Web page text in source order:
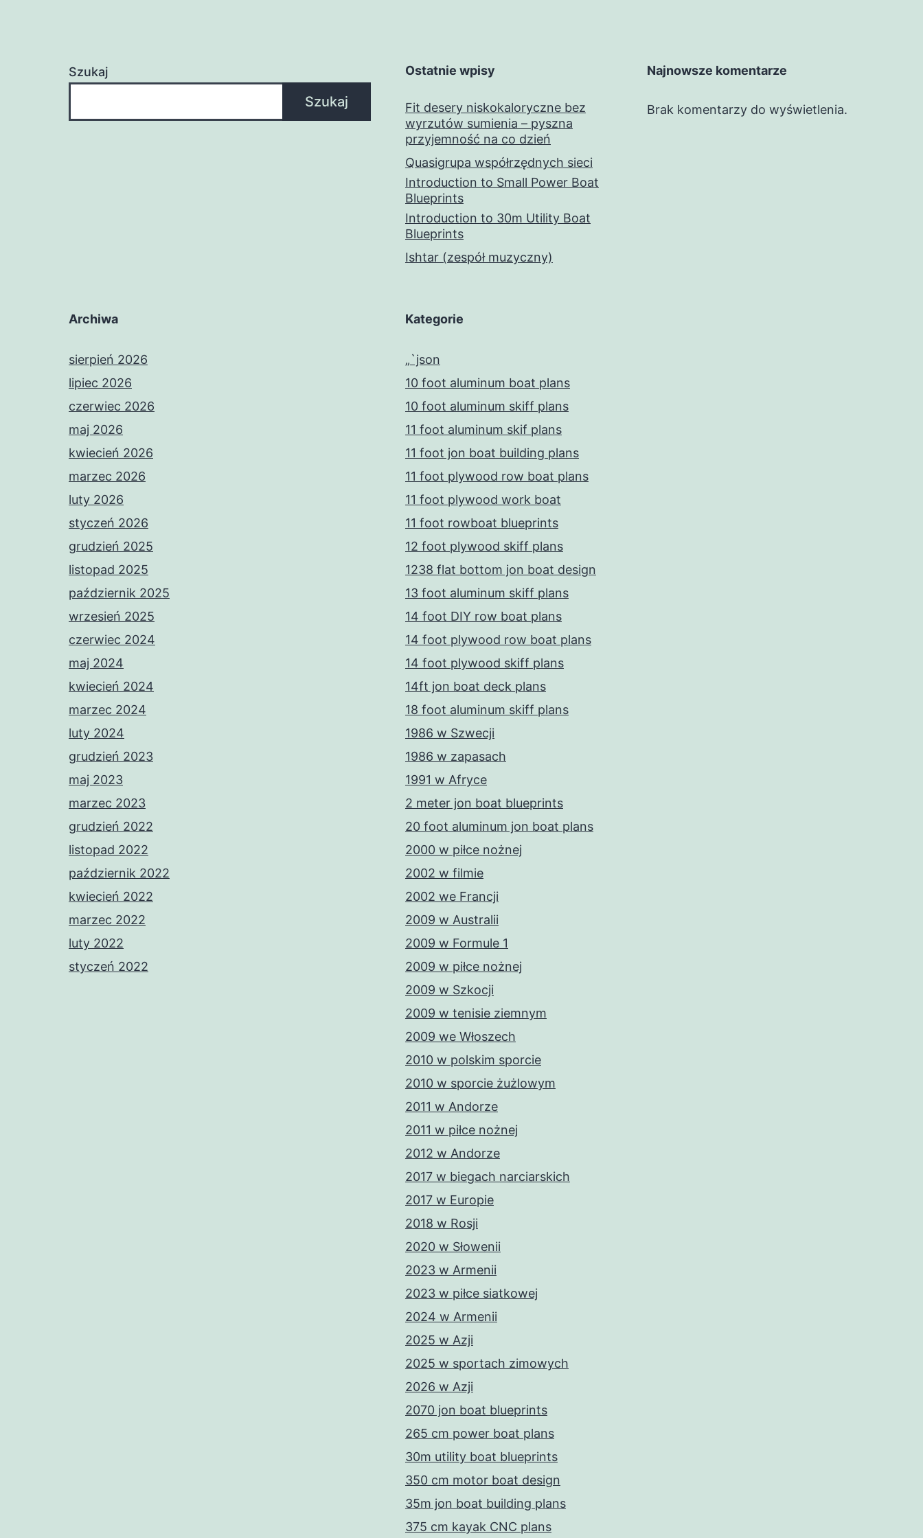
Szukaj
Szukaj
Ostatnie wpisy
Fit desery niskokaloryczne bez
wyrzutów sumienia – pyszna
przyjemność na co dzień
Quasigrupa współrzędnych sieci
Introduction to Small Power Boat
Blueprints
Introduction to 30m Utility Boat
Blueprints
Ishtar (zespół muzyczny)
Najnowsze komentarze
Brak komentarzy do wyświetlenia.
Archiwa
sierpień 2026
lipiec 2026
czerwiec 2026
maj 2026
kwiecień 2026
marzec 2026
luty 2026
styczeń 2026
grudzień 2025
listopad 2025
październik 2025
wrzesień 2025
czerwiec 2024
maj 2024
kwiecień 2024
marzec 2024
luty 2024
grudzień 2023
maj 2023
marzec 2023
grudzień 2022
listopad 2022
październik 2022
kwiecień 2022
marzec 2022
luty 2022
styczeń 2022
Kategorie
„`json
10 foot aluminum boat plans
10 foot aluminum skiff plans
11 foot aluminum skif plans
11 foot jon boat building plans
11 foot plywood row boat plans
11 foot plywood work boat
11 foot rowboat blueprints
12 foot plywood skiff plans
1238 flat bottom jon boat design
13 foot aluminum skiff plans
14 foot DIY row boat plans
14 foot plywood row boat plans
14 foot plywood skiff plans
14ft jon boat deck plans
18 foot aluminum skiff plans
1986 w Szwecji
1986 w zapasach
1991 w Afryce
2 meter jon boat blueprints
20 foot aluminum jon boat plans
2000 w piłce nożnej
2002 w filmie
2002 we Francji
2009 w Australii
2009 w Formule 1
2009 w piłce nożnej
2009 w Szkocji
2009 w tenisie ziemnym
2009 we Włoszech
2010 w polskim sporcie
2010 w sporcie żużlowym
2011 w Andorze
2011 w piłce nożnej
2012 w Andorze
2017 w biegach narciarskich
2017 w Europie
2018 w Rosji
2020 w Słowenii
2023 w Armenii
2023 w piłce siatkowej
2024 w Armenii
2025 w Azji
2025 w sportach zimowych
2026 w Azji
2070 jon boat blueprints
265 cm power boat plans
30m utility boat blueprints
350 cm motor boat design
35m jon boat building plans
375 cm kayak CNC plans